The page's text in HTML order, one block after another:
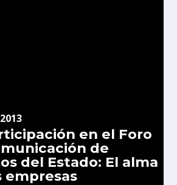
en el Foro
de
del Estado: El alma
empresas